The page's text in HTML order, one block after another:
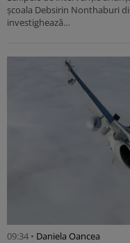
școala Debsirin Nonthaburi
investighează…
09:34 • Daniela Oancea